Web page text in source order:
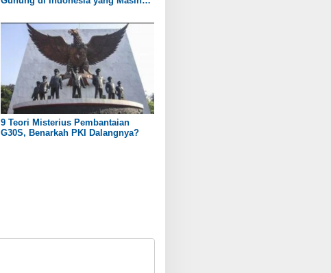
9 Teori Misterius Pembantaian
G30S, Benarkah PKI Dalangnya?